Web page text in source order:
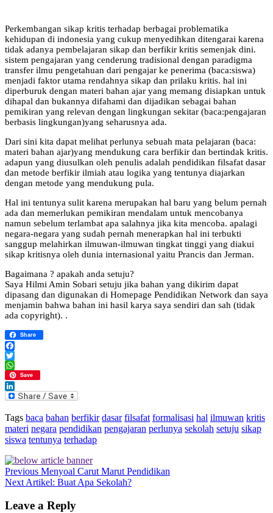
Perkembangan sikap kritis terhadap berbagai problematika
kehidupan di indonesia yang cukup menyedihkan ditengarai karena
tidak adanya pembelajaran sikap dan berfikir kritis semenjak dini.
sistem pengajaran yang cenderung tradisional dengan paradigma
transfer ilmu pengetahuan dari pengajar ke penerima (baca:siswa)
menjadi faktor utama rendahnya sikap dan prilaku kritis. hal ini
diperburuk dengan materi bahan ajar yang memang disiapkan untuk
dihapal dan bukannya difahami dan dijadikan sebagai bahan
pemikiran yang relevan dengan lingkungan sekitar (baca:pengajaran
berbasis lingkungan)yang seharusnya ada.
Dari sini kita dapat melihat perlunya sebuah mata pelajaran (baca:
materi bahan ajar)yang mendukung cara berfikir dan bertindak kritis.
adapun yang diusulkan oleh penulis adalah pendidikan filsafat dasar
dan metode berfikir ilmiah atau logika yang tentunya diajarkan
dengan metode yang mendukung pula.
Hal ini tentunya sulit karena merupakan hal baru yang belum pernah
ada dan memerlukan pemikiran mendalam untuk mencobanya
namun sebelum terlambat apa salahnya jika kita mencoba. apalagi
negara-negara yang sudah pernah menerapkan hal ini terbukti
sanggup melahirkan ilmuwan-ilmuwan tingkat tinggi yang diakui
sikap kritisnya oleh dunia internasional yaitu Prancis dan Jerman.
Bagaimana ? apakah anda setuju?
Saya Hilmi Amin Sobari setuju jika bahan yang dikirim dapat
dipasang dan digunakan di Homepage Pendidikan Network dan saya
menjamin bahwa bahan ini hasil karya saya sendiri dan sah (tidak
ada copyright). .
Share
Facebook
Twitter
WhatsApp
Save
LinkedIn
Tags baca bahan berfikir dasar filsafat formalisasi hal ilmuwan kritis
materi negara pendidikan pengajaran perlunya sekolah setuju sikap
siswa tentunya terhadap
Previous Menyoal Carut Marut Pendidikan
Next Artikel: Buat Apa Sekolah?
Leave a Reply